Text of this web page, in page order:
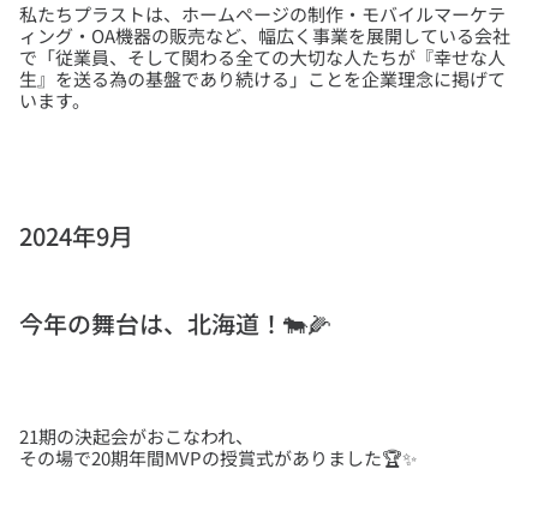
私たちプラストは、ホームページの制作・モバイルマーケテ
ィング・OA機器の販売など、幅広く事業を展開している会社
で「従業員、そして関わる全ての大切な人たちが『幸せな人
生』を送る為の基盤であり続ける」ことを企業理念に掲げて
2024年9月
今年の舞台は、北海道！🐄🌽
21期の決起会がおこなわれ、